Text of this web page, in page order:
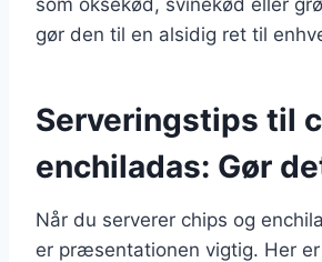
gør den til en alsidig ret til
Serveringstips til
enchiladas: Gør
Når du serverer chips og
er præsentationen vigtig. Her